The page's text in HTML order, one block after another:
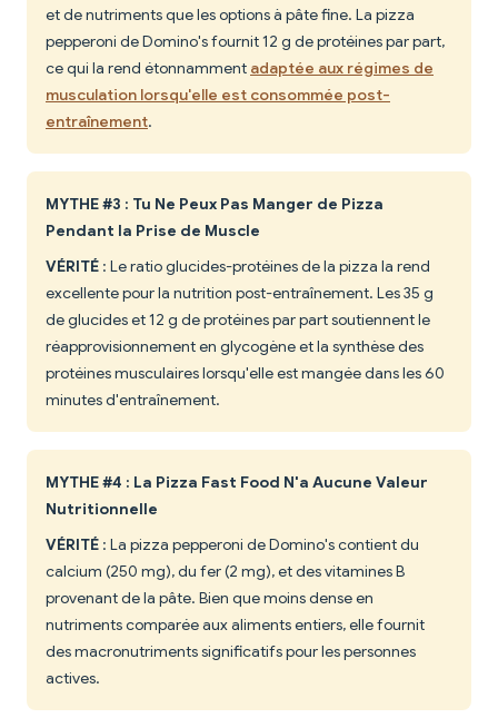
et de nutriments que les options à pâte fine. La pizza
pepperoni de Domino's fournit 12 g de protéines par part,
ce qui la rend étonnamment adaptée aux régimes de
musculation lorsqu'elle est consommée post-
entraînement.
MYTHE #3 : Tu Ne Peux Pas Manger de Pizza
Pendant la Prise de Muscle
VÉRITÉ : Le ratio glucides-protéines de la pizza la rend
excellente pour la nutrition post-entraînement. Les 35 g
de glucides et 12 g de protéines par part soutiennent le
réapprovisionnement en glycogène et la synthèse des
protéines musculaires lorsqu'elle est mangée dans les 60
minutes d'entraînement.
MYTHE #4 : La Pizza Fast Food N'a Aucune Valeur
Nutritionnelle
VÉRITÉ : La pizza pepperoni de Domino's contient du
calcium (250 mg), du fer (2 mg), et des vitamines B
provenant de la pâte. Bien que moins dense en
nutriments comparée aux aliments entiers, elle fournit
des macronutriments significatifs pour les personnes
actives.